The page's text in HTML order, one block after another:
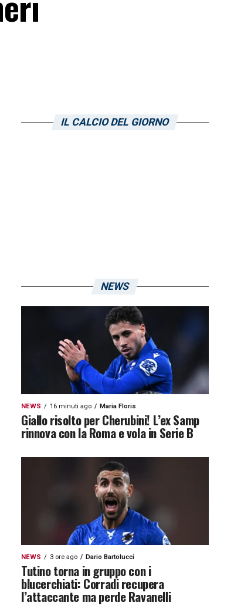
IL CALCIO DEL GIORNO
NEWS
NEWS 16 minuti ago Maria Floris
Giallo risolto per Cherubini! L’ex Samp
rinnova con la Roma e vola in Serie B
NEWS 3 ore ago Dario Bartolucci
Tutino torna in gruppo con i
blucerchiati: Corradi recupera
l’attaccante ma perde Ravanelli